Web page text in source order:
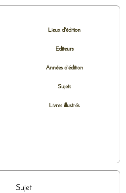
Lieux d'édition
Editeurs
Années d'édition
Sujets
Livres illustrés
Sujet